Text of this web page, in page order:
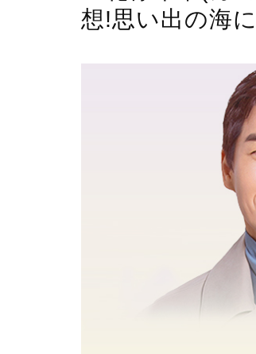
想!思い出の海